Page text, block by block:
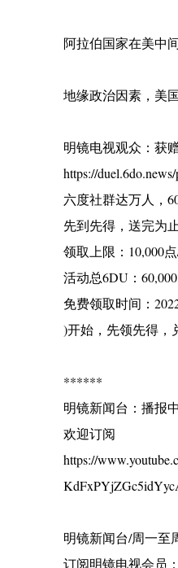
阿拉伯国家在美中
地缘政治因素，美
明镜电视观众：获
https://
六度社群达万人，
先到先得，送完为
领取上限：10,000点
活动总6DU：
免费领取时间：
)开始，先领先得，
******
明镜新闻台：播报
欢迎订阅
https://
明镜新闻台/周一至
订阅明镜电视会员：